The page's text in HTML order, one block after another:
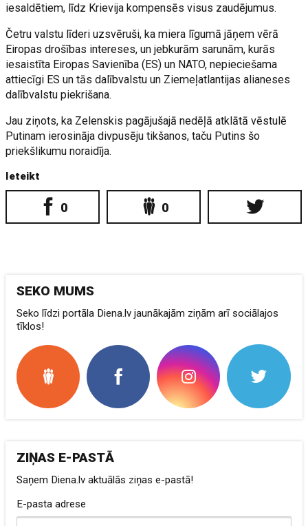
iesaldētiem, līdz Krievija kompensēs visus zaudējumus.
Četru valstu līderi uzsvēruši, ka miera līgumā jāņem vērā
Eiropas drošības intereses, un jebkurām sarunām, kurās
iesaistīta Eiropas Savienība (ES) un NATO, nepieciešama
attiecīgi ES un tās dalībvalstu un Ziemeļatlantijas alianeses
dalībvalstu piekrišana.
Jau ziņots, ka Zelenskis pagājušajā nedēļā atklātā vēstulē
Putinam ierosināja divpusēju tikšanos, taču Putins šo
priekšlikumu noraidīja.
Ieteikt
0 0
SEKO MUMS
Seko līdzi portāla Diena.lv jaunākajām ziņām arī sociālajos
tīklos!
ZIŅAS E-PASTĀ
Saņem Diena.lv aktuālās ziņas e-pastā!
E-pasta adrese